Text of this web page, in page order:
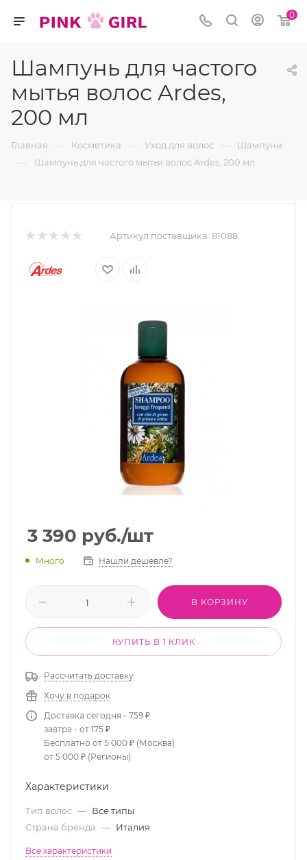
0
Шампунь для частого
мытья волос Ardes,
200 мл
Главная — Косметика — Уход для волос — Шампуни
— Шампунь для частого мытья волос Ardes, 200 мл
Артикул поставщика: 81088
3 390 руб./шт
Много Нашли дешевле?
В КОРЗИНУ
КУПИТЬ В 1 КЛИК
Рассчитать доставку
Хочу в подарок
Доставка сегодня - 759 ₽
завтра - от 175 ₽
Бесплатно от 5 000 ₽ (Москва)
от 5 000 ₽ (Регионы)
Характеристики
Тип волос — Все типы
Страна бренда — Италия
Все характеристики